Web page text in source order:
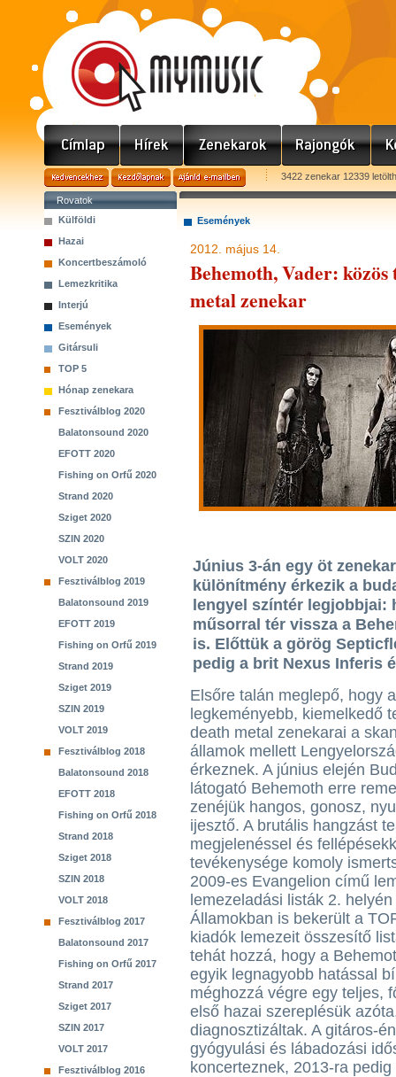
3422 zenekar 12339
Rovatok
Külföldi
Hazai
Koncertbeszámoló
Lemezkritika
Interjú
Események
Gitársuli
TOP 5
Hónap zenekara
Fesztiválblog 2020
Balatonsound 2020
EFOTT 2020
Fishing on Orfű 2020
Strand 2020
Sziget 2020
SZIN 2020
VOLT 2020
Fesztiválblog 2019
Balatonsound 2019
EFOTT 2019
Fishing on Orfű 2019
Strand 2019
Sziget 2019
SZIN 2019
VOLT 2019
Fesztiválblog 2018
Balatonsound 2018
EFOTT 2018
Fishing on Orfű 2018
Strand 2018
Sziget 2018
SZIN 2018
VOLT 2018
Fesztiválblog 2017
Balatonsound 2017
Fishing on Orfű 2017
Strand 2017
Sziget 2017
SZIN 2017
VOLT 2017
Fesztiválblog 2016
Események
2012. május 14.
Behemoth, Vader:
metal zenekar
Június 3-án egy öt
különítmény érkezik a
lengyel színtér legjobbjai:
műsorral tér vissza a
is. Előttük a görög
pedig a brit Nexus Inferis
Elsőre talán meglepő, hogy
legkeményebb, kiemelkedő
death metal zenekarai a
államok mellett
érkeznek. A június elején
látogató Behemoth erre
zenéjük hangos, gonosz,
ijesztő. A brutális hangzást
megjelenéssel és
tevékenysége komoly
2009-es Evangelion című
lemezeladási listák 2.
Államokban is bekerült a
kiadók lemezeit összesítő
tehát hozzá, hogy a
egyik legnagyobb hatással
méghozzá végre egy teljes,
első hazai szereplésük
diagnosztizáltak. A gitáros-
gyógyulási és lábadozási
koncerteznek, 2013-ra